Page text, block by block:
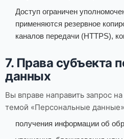
Доступ ограничен
применяются резервное
каналов передачи (HTTPS),
7. Права субъекта
данных
Вы вправе направить запрос на
темой «Персональные
получения информации об